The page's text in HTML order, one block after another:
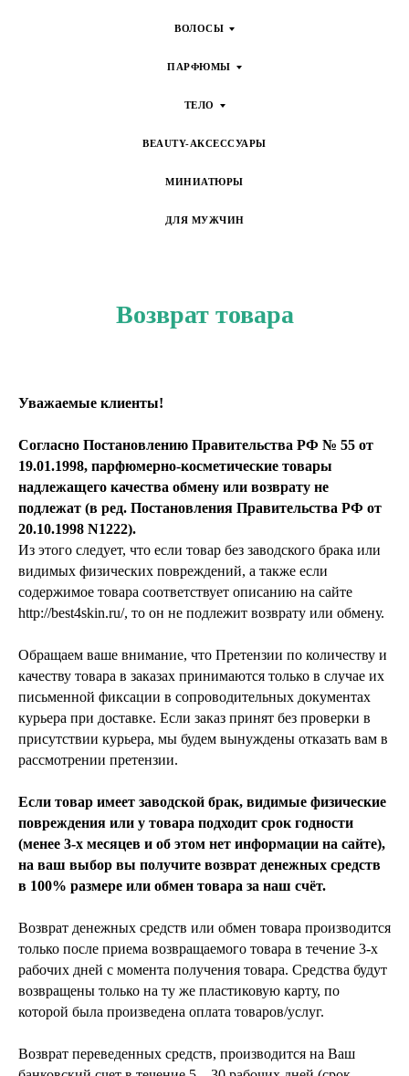
ВОЛОСЫ
ПАРФЮМЫ
ТЕЛО
BEAUTY-АКСЕССУАРЫ
МИНИАТЮРЫ
ДЛЯ МУЖЧИН
Возврат товара
Уважаемые клиенты!
Согласно Постановлению Правительства РФ № 55 от
19.01.1998, парфюмерно-косметические товары
надлежащего качества обмену или возврату не
подлежат (в ред. Постановления Правительства РФ от
20.10.1998 N1222).
Из этого следует, что если товар без заводского брака или
видимых физических повреждений, а также если
содержимое товара соответствует описанию на сайте
http://best4skin.ru/, то он не подлежит возврату или обмену.
Обращаем ваше внимание, что Претензии по количеству и
качеству товара в заказах принимаются только в случае их
письменной фиксации в сопроводительных документах
курьера при доставке. Если заказ принят без проверки в
присутствии курьера, мы будем вынуждены отказать вам в
рассмотрении претензии.
Если товар имеет заводской брак, видимые физические
повреждения или у товара подходит срок годности
(менее 3-х месяцев и об этом нет информации на сайте),
на ваш выбор вы получите возврат денежных средств
в 100% размере или обмен товара за наш счёт.
Возврат денежных средств или обмен товара производится
только после приема возвращаемого товара в течение 3-х
рабочих дней с момента получения товара. Средства будут
возвращены только на ту же пластиковую карту, по
которой была произведена оплата товаров/услуг.
Возврат переведенных средств, производится на Ваш